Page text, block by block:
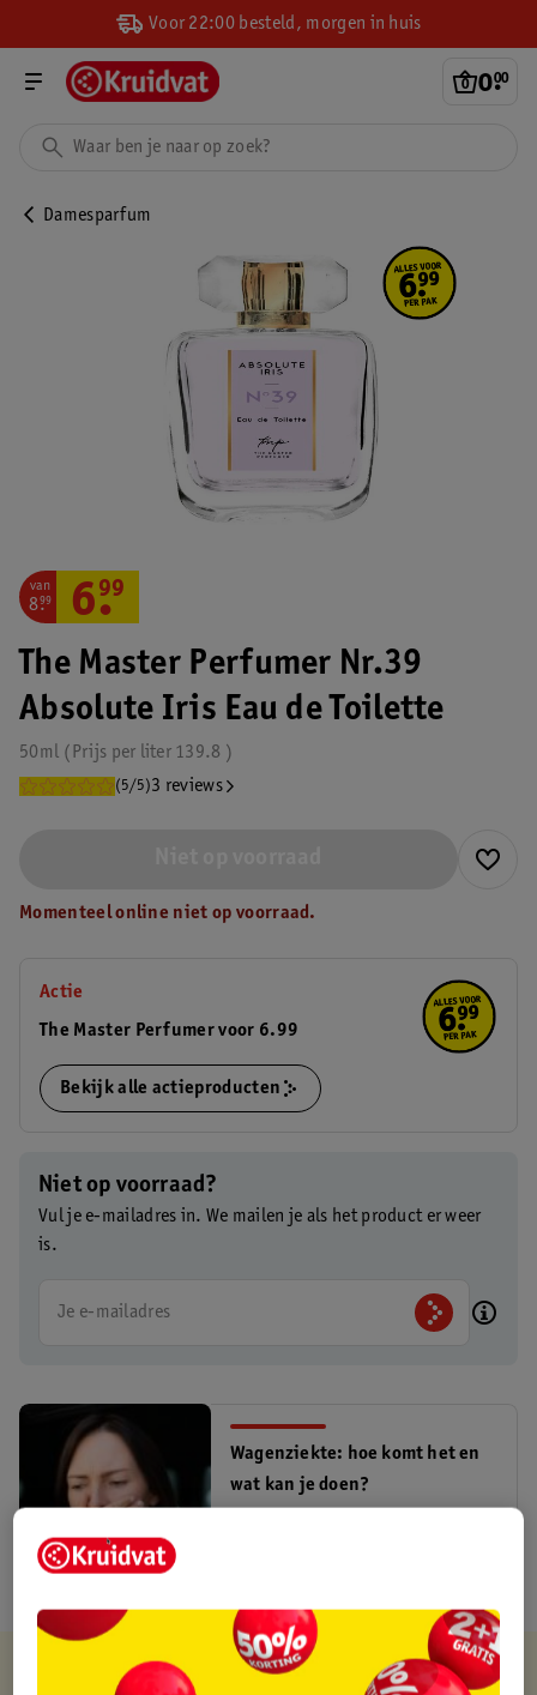
Voor 22:00 besteld, morgen in huis
0.
00
Damesparfum
The Master Perfumer Nr.39
Absolute Iris Eau de Toilette
50ml 139.8
Prijs per liter
(5/5)3 reviews
van
8.
99 6.
99
Momenteel online niet op voorraad.
Actie
The Master Perfumer voor 6.99
Bekijk alle actieproducten
Niet op voorraad?
Vul je e-mailadres in. We mailen je als het product er weer
is.
Je e-mailadres
Wagenziekte: hoe komt het en
wat kan je doen?
Kruidvat is altijd voordelig